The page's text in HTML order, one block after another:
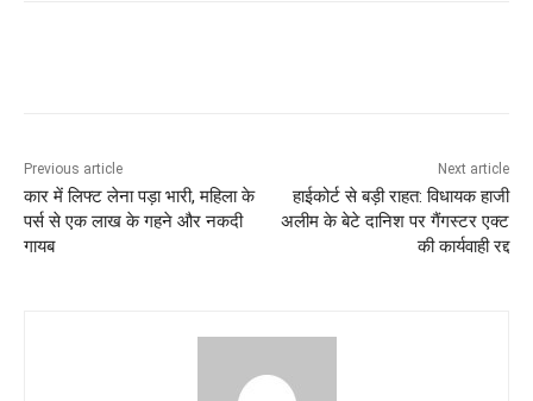
Previous article
कार में लिफ्ट लेना पड़ा भारी, महिला के
पर्स से एक लाख के गहने और नकदी
गायब
Next article
हाईकोर्ट से बड़ी राहत: विधायक हाजी
अलीम के बेटे दानिश पर गैंगस्टर एक्ट
की कार्यवाही रद्द